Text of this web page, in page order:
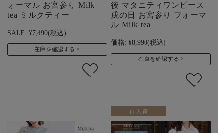
ォーマル お宮参り Milk
tea ミルクティー
SALE: ¥7,490(税込)
在庫を確認する
後 マタニティワンピース
戌の日 お宮参り フォーマ
ル Milk tea
価格: ¥8,990(税込)
在庫を確認する